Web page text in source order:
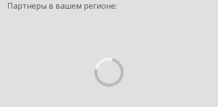
Партнеры в вашем регионе: